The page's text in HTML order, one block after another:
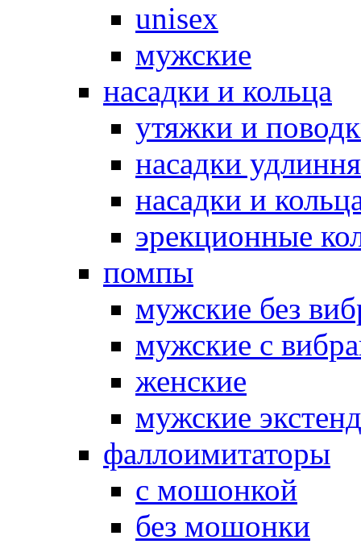
unisex
мужские
насадки и кольца
утяжки и
насадки
насадки и
эрекционные
помпы
мужские без
мужские с
женские
мужские
фаллоимитаторы
с мошонкой
без мошонки